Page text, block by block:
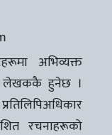
अभिव्यक्त
लेखककै हुनेछ ।
रचनाहरूको